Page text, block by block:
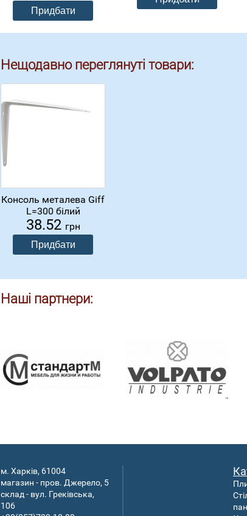
Нещодавно переглянуті товари:
Консоль металева Giff
L=300 білий
38.52 грн
Наші партнери:
м. Харків, 61004
магазин - пров. Джерело, 5
склад - вул. Греківська,
106